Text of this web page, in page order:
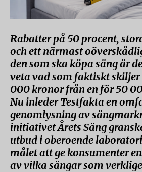
Rabatter på 50 procent,
och ett närmast
den som ska köpa säng är
veta vad som faktiskt skiljer
000 kronor från en för 50
Nu inleder Testfakta en
genomlysning av
initiativet Årets Säng
utbud i oberoende
målet att ge konsumenter
av vilka sängar som